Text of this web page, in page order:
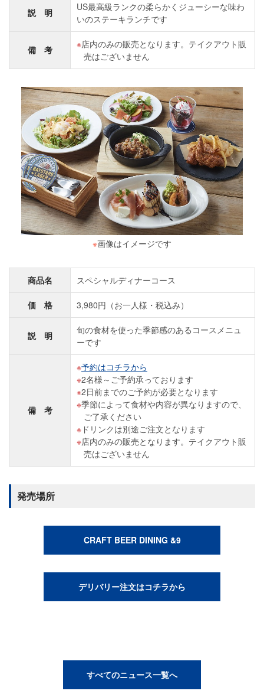
説 明
US最高級ランクの柔らかくジューシーな味わ
いのステーキランチです
備 考
店内のみの販売となります。テイクアウト販
売はございません
※画像はイメージです
商品名 スペシャルディナーコース
価 格 3,980円（お一人様・税込み）
説 明
旬の食材を使った季節感のあるコースメニュ
ーです
備 考
予約はコチラから
2名様～ご予約承っております
2日前までのご予約が必要となります
季節によって食材や内容が異なりますので、
ご了承ください
ドリンクは別途ご注文となります
店内のみの販売となります。テイクアウト販
売はございません
発売場所
CRAFT BEER DINING &9
デリバリー注文はコチラから
すべてのニュース一覧へ